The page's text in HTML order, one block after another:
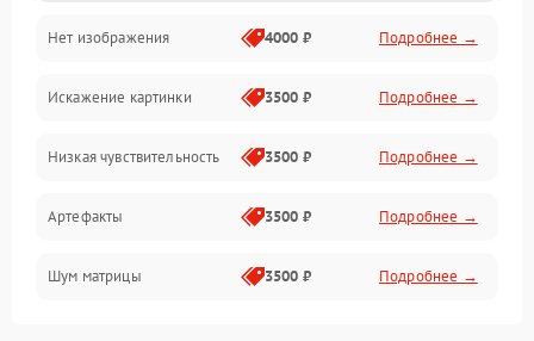
Программные ошибки
Электропитание
Измерения
Матрица
Проблемы питания
Нет изображения 4000 ₽ Подробнее →
Искажение картинки 3500 ₽ Подробнее →
Низкая чувствительность 3500 ₽ Подробнее →
Артефакты 3500 ₽ Подробнее →
Шум матрицы 3500 ₽ Подробнее →